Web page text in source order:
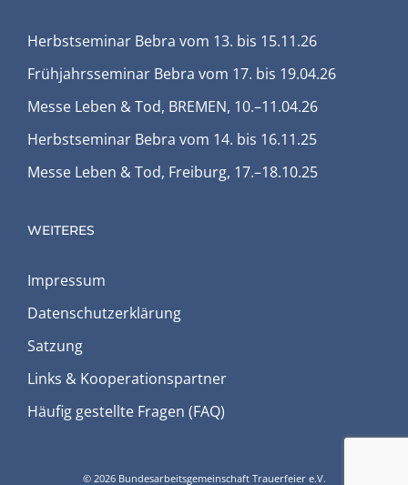
Herbstseminar Bebra vom 13. bis 15.11.26
Frühjahrsseminar Bebra vom 17. bis 19.04.26
Messe Leben & Tod, BREMEN, 10.–11.04.26
Herbstseminar Bebra vom 14. bis 16.11.25
Messe Leben & Tod, Freiburg, 17.–18.10.25
WEITERES
Impressum
Datenschutz­erklärung
Satzung
Links & Kooperations­partner
Häufig gestellte Fragen (FAQ)
© 2026 Bundesarbeits­gemeinschaft Trauerfeier e.V.